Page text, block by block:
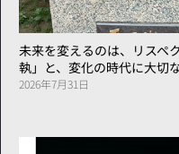
未来を変えるのは、リスペ
執」と、変化の時代に大切
2026年7月31日